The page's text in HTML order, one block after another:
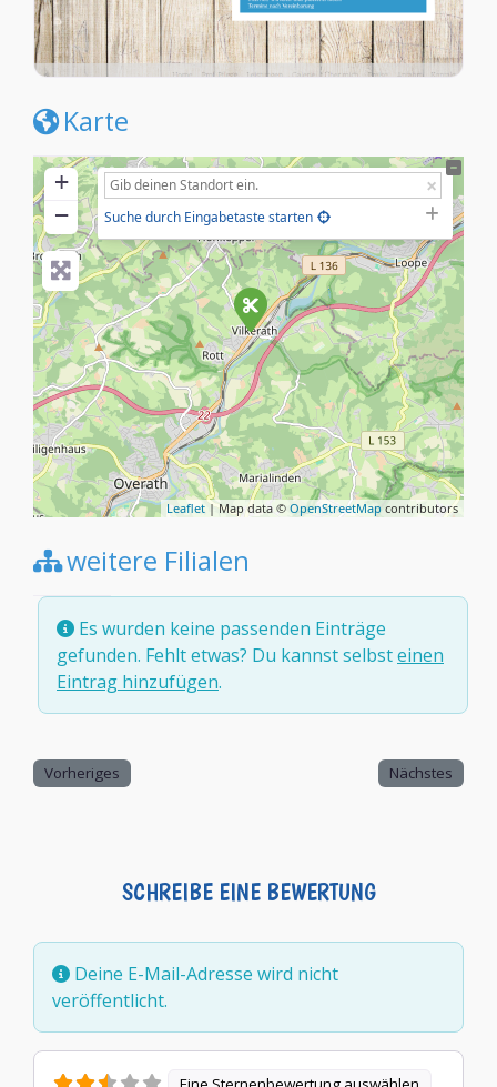
Karte
+
−
Suche durch Eingabetaste starten
Leaflet | Map data © OpenStreetMap contributors
weitere Filialen
Es wurden keine passenden Einträge
gefunden. Fehlt etwas? Du kannst selbsteinen
Eintrag hinzufügen.
Vorheriges Nächstes
SCHREIBE EINE BEWERTUNG
Deine E-Mail-Adresse wird nicht
veröffentlicht.